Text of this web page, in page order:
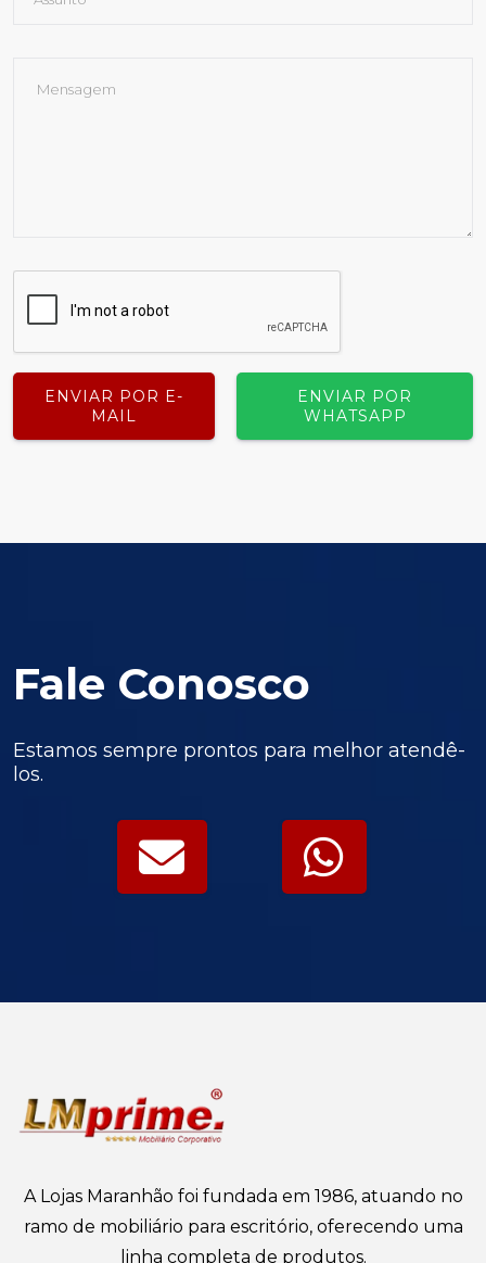
ENVIAR POR E-
MAIL
ENVIAR POR
WHATSAPP
Fale Conosco
Estamos sempre prontos para melhor atendê-
los.
A Lojas Maranhão foi fundada em 1986, atuando no
ramo de mobiliário para escritório, oferecendo uma
linha completa de produtos.